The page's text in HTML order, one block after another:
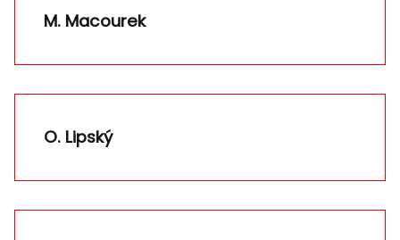
M. Macourek
O. Lipský